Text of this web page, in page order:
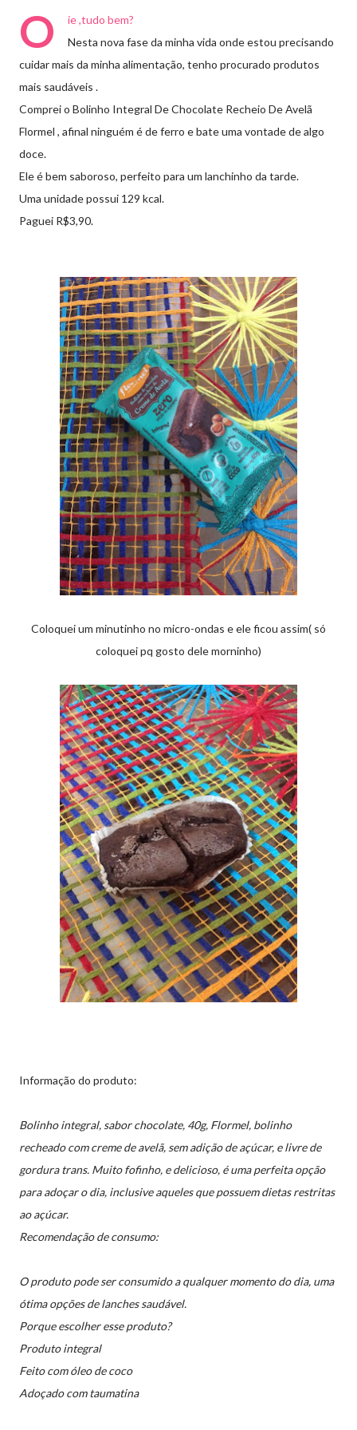
O
ie ,tudo bem?
Nesta nova fase da minha vida onde estou precisando
cuidar mais da minha alimentação, tenho procurado produtos
mais saudáveis .
Comprei o Bolinho Integral De Chocolate Recheio De Avelã
Flormel , afinal ninguém é de ferro e bate uma vontade de algo
doce.
Ele é bem saboroso, perfeito para um lanchinho da tarde.
Uma unidade possui 129 kcal.
Paguei R$3,90.
Coloquei um minutinho no micro-ondas e ele ficou assim( só
coloquei pq gosto dele morninho)
Informação do produto:
Bolinho integral, sabor chocolate, 40g, Flormel, bolinho
recheado com creme de avelã, sem adição de açúcar, e livre de
gordura trans. Muito fofinho, e delicioso, é uma perfeita opção
para adoçar o dia, inclusive aqueles que possuem dietas restritas
ao açúcar.
Recomendação de consumo:
O produto pode ser consumido a qualquer momento do dia, uma
ótima opções de lanches saudável.
Porque escolher esse produto?
Produto integral
Feito com óleo de coco
Adoçado com taumatina